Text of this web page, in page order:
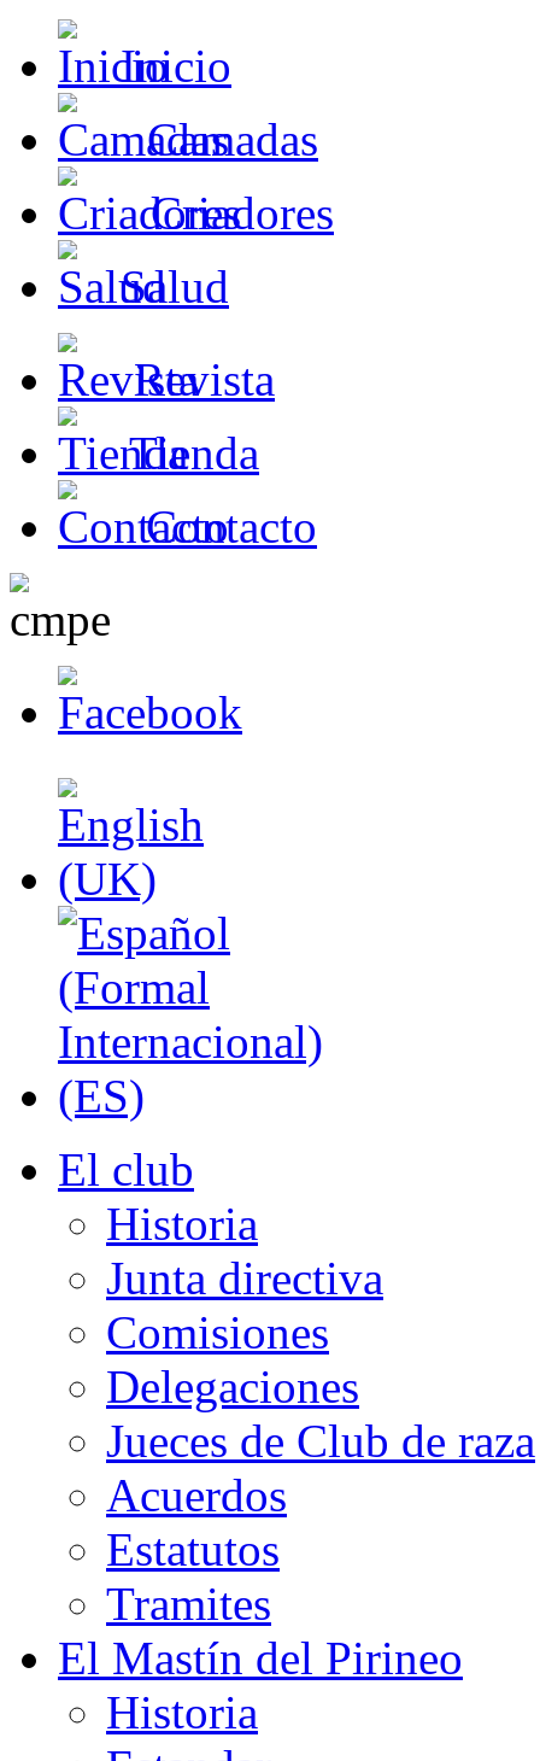
Inicio
Camadas
Criadores
Salud
Revista
Tienda
Contacto
El club
Historia
Junta directiva
Comisiones
Delegaciones
Jueces de Club de raza
Acuerdos
Estatutos
Tramites
El Mastín del Pirineo
Historia